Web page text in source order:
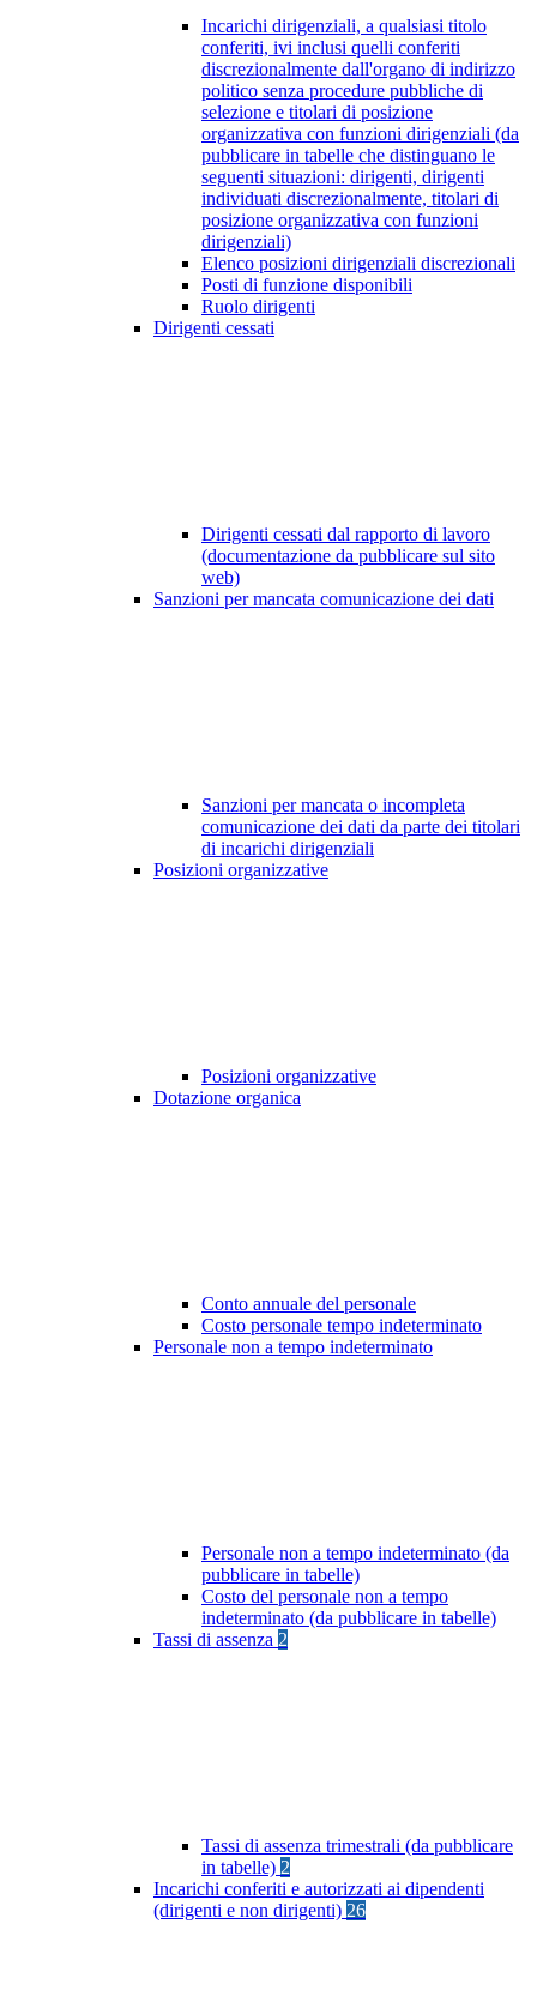
Incarichi dirigenziali, a qualsiasi titolo
conferiti, ivi inclusi quelli conferiti
discrezionalmente dall'organo di indirizzo
politico senza procedure pubbliche di
selezione e titolari di posizione
organizzativa con funzioni dirigenziali (da
pubblicare in tabelle che distinguano le
seguenti situazioni: dirigenti, dirigenti
individuati discrezionalmente, titolari di
posizione organizzativa con funzioni
dirigenziali)
Elenco posizioni dirigenziali discrezionali
Posti di funzione disponibili
Ruolo dirigenti
Dirigenti cessati
Dirigenti cessati dal rapporto di lavoro
(documentazione da pubblicare sul sito
web)
Sanzioni per mancata comunicazione dei dati
Sanzioni per mancata o incompleta
comunicazione dei dati da parte dei titolari
di incarichi dirigenziali
Posizioni organizzative
Posizioni organizzative
Dotazione organica
Conto annuale del personale
Costo personale tempo indeterminato
Personale non a tempo indeterminato
Personale non a tempo indeterminato (da
pubblicare in tabelle)
Costo del personale non a tempo
indeterminato (da pubblicare in tabelle)
Tassi di assenza 2
Tassi di assenza trimestrali (da pubblicare
in tabelle) 2
Incarichi conferiti e autorizzati ai dipendenti
(dirigenti e non dirigenti) 26